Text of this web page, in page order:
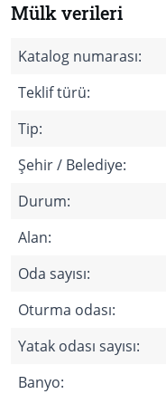
Mülk verileri
Katalog numarası:
Teklif türü:
Tip:
Şehir / Belediye:
Durum:
Alan:
Oda sayısı:
Oturma odası:
Yatak odası sayısı:
Banyo: